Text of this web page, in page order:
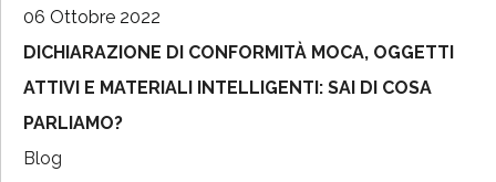
06 Ottobre 2022
DICHIARAZIONE DI CONFORMITÀ MOCA, OGGETTI
ATTIVI E MATERIALI INTELLIGENTI: SAI DI COSA
PARLIAMO?
Blog